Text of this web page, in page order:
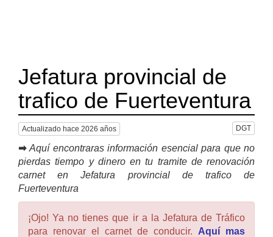
Jefatura provincial de
trafico de Fuerteventura
Actualizado hace 2026 años DGT
➡ Aquí encontraras información esencial para que no
pierdas tiempo y dinero en tu tramite de renovación
carnet en Jefatura provincial de trafico de
Fuerteventura
¡Ojo! Ya no tienes que ir a la Jefatura de Tráfico
para renovar el carnet de conducir. Aquí mas